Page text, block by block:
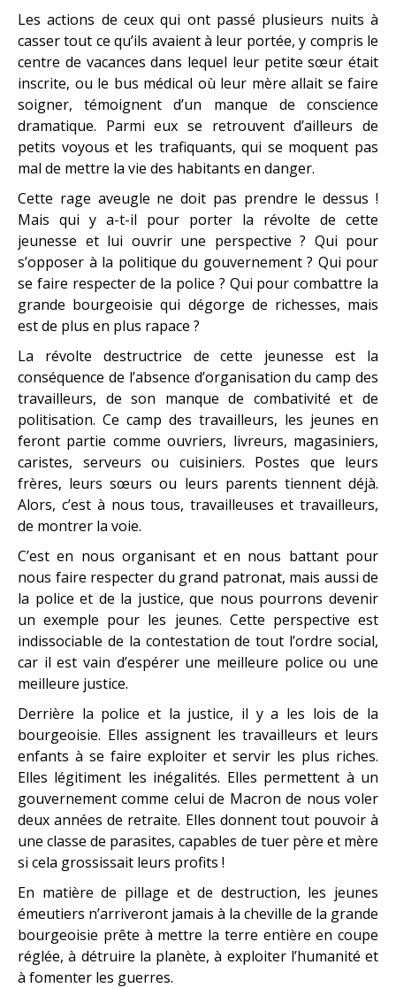
Les actions de ceux qui ont passé plusieurs nuits à
casser tout ce qu’ils avaient à leur portée, y compris le
centre de vacances dans lequel leur petite sœur était
inscrite, ou le bus médical où leur mère allait se faire
soigner, témoignent d’un manque de conscience
dramatique. Parmi eux se retrouvent d’ailleurs de
petits voyous et les trafiquants, qui se moquent pas
mal de mettre la vie des habitants en danger.
Cette rage aveugle ne doit pas prendre le dessus !
Mais qui y a-t-il pour porter la révolte de cette
jeunesse et lui ouvrir une perspective ? Qui pour
s’opposer à la politique du gouvernement ? Qui pour
se faire respecter de la police ? Qui pour combattre la
grande bourgeoisie qui dégorge de richesses, mais
est de plus en plus rapace ?
La révolte destructrice de cette jeunesse est la
conséquence de l’absence d’organisation du camp des
travailleurs, de son manque de combativité et de
politisation. Ce camp des travailleurs, les jeunes en
feront partie comme ouvriers, livreurs, magasiniers,
caristes, serveurs ou cuisiniers. Postes que leurs
frères, leurs sœurs ou leurs parents tiennent déjà.
Alors, c’est à nous tous, travailleuses et travailleurs,
de montrer la voie.
C’est en nous organisant et en nous battant pour
nous faire respecter du grand patronat, mais aussi de
la police et de la justice, que nous pourrons devenir
un exemple pour les jeunes. Cette perspective est
indissociable de la contestation de tout l’ordre social,
car il est vain d’espérer une meilleure police ou une
meilleure justice.
Derrière la police et la justice, il y a les lois de la
bourgeoisie. Elles assignent les travailleurs et leurs
enfants à se faire exploiter et servir les plus riches.
Elles légitiment les inégalités. Elles permettent à un
gouvernement comme celui de Macron de nous voler
deux années de retraite. Elles donnent tout pouvoir à
une classe de parasites, capables de tuer père et mère
si cela grossissait leurs profits !
En matière de pillage et de destruction, les jeunes
émeutiers n’arriveront jamais à la cheville de la grande
bourgeoisie prête à mettre la terre entière en coupe
réglée, à détruire la planète, à exploiter l’humanité et
à fomenter les guerres.